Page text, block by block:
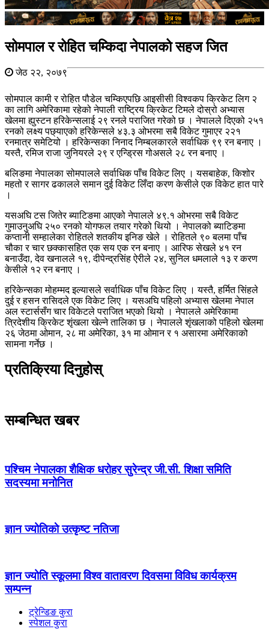
सोमपाल र रोहित चम्किदा नेपालको सहज जित
जेठ २२, २०७९
सोमपाल कामी र रोहित पौडेल चम्किएपछि आइसीसी विश्वकप क्रिकेट लिग २
का लागि अमेरिकामा रहेको नेपाली राष्ट्रिय क्रिकेट टिमले दोस्रो अभ्यास
खेलमा ह्युस्टन हरिकेन्सलाई २९ रनले पराजित गरेको छ । नेपालले दिएको २५१
रनको लक्ष्य पछ्याएको हरिकेन्सले ४३.३ ओभरमा सबै विकेट गुमाएर २२१
रनमात्र समेटियो । हरिकेन्सका निनाद निम्बलकारले सर्वाधिक ९९ रन बनाए ।
यस्तै, रमिज राजा जुनियरले २९ र एन्ड्रिस गोअसले २८ रन बनाए ।
बलिङमा नेपालका सोमपालले सर्वाधिक पाँच विकेट लिए । यसबाहेक, किशोर
महतो र सागर ढकालले समान दुई विकेट लिँदा करण केसीले एक विकेट हात पारे
।
यसअघि टस जितेर ब्याटिङमा आएको नेपालले ४९.१ ओभरमा सबै विकेट
गुमाउनुअघि २५० रनको योगफल तयार गरेको थियो । नेपालको ब्याटिङमा
कप्तानी सम्हालेका रोहितले शतकीय इनिङ खेले । रोहितले ९० बलमा पाँच
चौका र चार छक्कासहित एक सय एक रन बनाए । आरिफ सेखले ४१ रन
बनाउँदा, देव खनालले १९, दीपेन्द्रसिंह ऐरीले २४, सुनिल धमलाले १३ र करण
केसीले १२ रन बनाए ।
हरिकेन्सका मोहम्मद इल्यासले सर्वाधिक पाँच विकेट लिए । यस्तै, हर्मित सिंहले
दुई र हसन रासिदले एक विकेट लिए । यसअघि पहिलो अभ्यास खेलमा नेपाल
अल स्टार्ससँग चार विकेटले पराजित भएको थियो । नेपालले अमेरिकामा
त्रिदेशीय क्रिकेट शृंखला खेल्ने तालिका छ । नेपालले शृंखलाको पहिलो खेलमा
२६ जेठमा ओमान, २८ मा अमेरिका, ३१ मा ओमान र १ असारमा अमेरिकाको
सामना गर्नेछ ।
प्रतिक्रिया दिनुहोस्
सम्बन्धित खबर
पश्चिम नेपालका शैक्षिक धरोहर सुरेन्द्र जी.सी. शिक्षा समिति
सदस्यमा मनोनित
ज्ञान ज्योतिकाे उत्कृष्ट नतिजा
ज्ञान ज्योति स्कूलमा विश्व वातावरण दिवसमा विविध कार्यक्रम
सम्पन्न
ट्रेन्डिङ कुरा
स्पेशल कुरा